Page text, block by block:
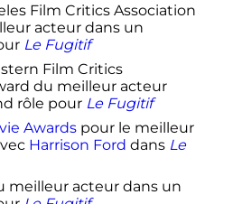
Film Critics Association
acteur dans un
Le Fugitif
Film Critics
du meilleur acteur
rôle pour Le Fugitif
Awardspour le meilleur
Harrison Ford dans Le
meilleur acteur dans un